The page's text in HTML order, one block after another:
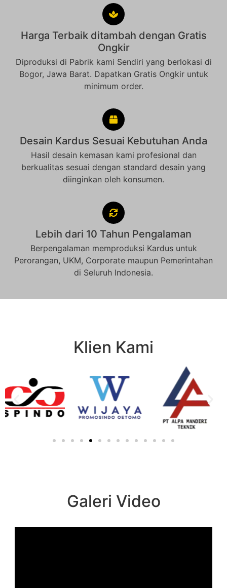
Harga Terbaik ditambah dengan Gratis
Ongkir
Diproduksi di Pabrik kami Sendiri yang berlokasi di
Bogor, Jawa Barat. Dapatkan Gratis Ongkir untuk
minimum order.
Desain Kardus Sesuai Kebutuhan Anda
Hasil desain kemasan kami profesional dan
berkualitas sesuai dengan standard desain yang
diinginkan oleh konsumen.
Lebih dari 10 Tahun Pengalaman
Berpengalaman memproduksi Kardus untuk
Perorangan, UKM, Corporate maupun Pemerintahan
di Seluruh Indonesia.
Klien Kami
Galeri Video